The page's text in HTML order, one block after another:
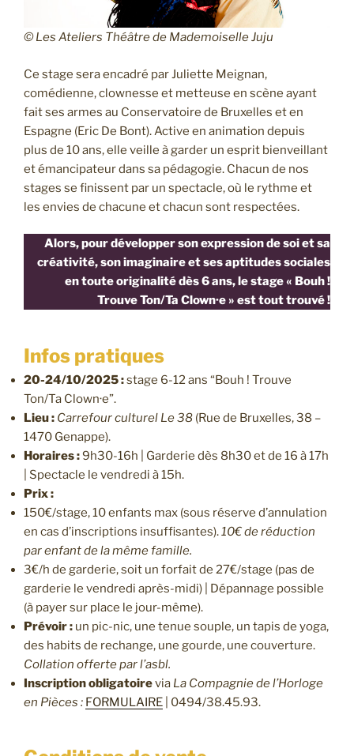
© Les Ateliers Théâtre de Mademoiselle Juju
Ce stage sera encadré par Juliette Meignan,
comédienne, clownesse et metteuse en scène ayant
fait ses armes au Conservatoire de Bruxelles et en
Espagne (Eric De Bont). Active en animation depuis
plus de 10 ans, elle veille à garder un esprit bienveillant
et émancipateur dans sa pédagogie. Chacun de nos
stages se finissent par un spectacle, où le rythme et
les envies de chacune et chacun sont respectées.
Alors, pour développer son expression de soi et sa
créativité, son imaginaire et ses aptitudes sociales
en toute originalité dès 6 ans, le stage « Bouh !
Trouve Ton/Ta Clown·e » est tout trouvé !
Infos pratiques
20-24/10/2025 :stage 6-12 ans “Bouh ! Trouve
Ton/Ta Clown·e”.
Lieu : Carrefour culturel Le 38 (Rue de Bruxelles, 38 –
1470 Genappe).
Horaires :9h30-16h | Garderie dès 8h30 et de 16 à 17h
| Spectacle le vendredi à 15h.
Prix :
150€/stage, 10 enfants max (sous réserve d’annulation
en cas d’inscriptions insuffisantes).10€ de réduction
par enfant de la même famille.
3€/h de garderie, soit un forfait de 27€/stage (pas de
garderie le vendredi après-midi) | Dépannage possible
(à payer sur place le jour-même).
Prévoir : un pic-nic, une tenue souple, un tapis de yoga,
des habits de rechange, une gourde, une couverture.
Collation offerte par l’asbl.
Inscription obligatoirevia La Compagnie de l’Horloge
en Pièces : FORMULAIRE | 0494/38.45.93.